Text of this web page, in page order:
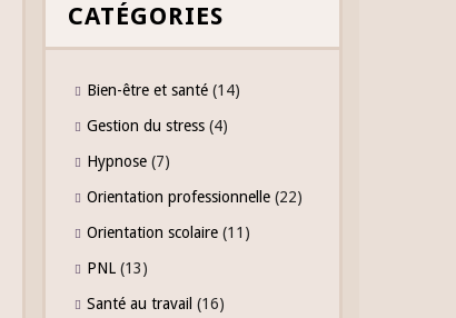
CATÉGORIES
Bien-être et santé (14)
Gestion du stress (4)
Hypnose (7)
Orientation professionnelle (22)
Orientation scolaire (11)
PNL (13)
Santé au travail (16)